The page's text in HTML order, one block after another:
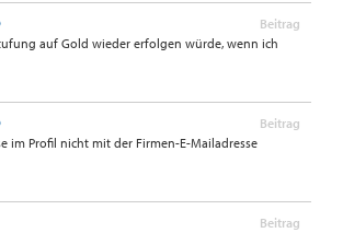
Beitrag
auf Gold wieder erfolgen würde, wenn ich
Beitrag
im Profil nicht mit der Firmen-E-Mailadresse
Beitrag